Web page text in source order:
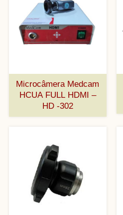
Microcâmera Medcam
HCUA FULL HDMI –
HD -302